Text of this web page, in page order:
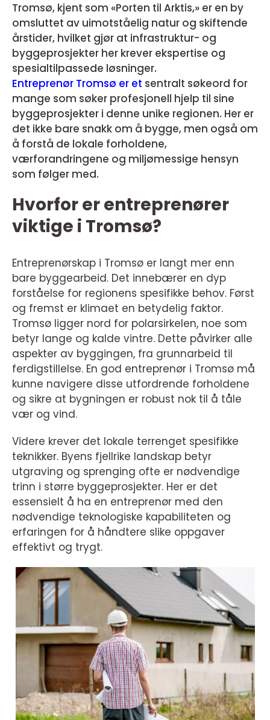
Tromsø, kjent som «Porten til Arktis,» er en by
omsluttet av uimotståelig natur og skiftende
årstider, hvilket gjør at infrastruktur- og
byggeprosjekter her krever ekspertise og
spesialtilpassede løsninger.
Entreprenør Tromsø er et sentralt søkeord for
mange som søker profesjonell hjelp til sine
byggeprosjekter i denne unike regionen. Her er
det ikke bare snakk om å bygge, men også om
å forstå de lokale forholdene,
værforandringene og miljømessige hensyn
som følger med.
Hvorfor er entreprenører
viktige i Tromsø?
Entreprenørskap i Tromsø er langt mer enn
bare byggearbeid. Det innebærer en dyp
forståelse for regionens spesifikke behov. Først
og fremst er klimaet en betydelig faktor.
Tromsø ligger nord for polarsirkelen, noe som
betyr lange og kalde vintre. Dette påvirker alle
aspekter av byggingen, fra grunnarbeid til
ferdigstillelse. En god entreprenør i Tromsø må
kunne navigere disse utfordrende forholdene
og sikre at bygningen er robust nok til å tåle
vær og vind.
Videre krever det lokale terrenget spesifikke
teknikker. Byens fjellrike landskap betyr
utgraving og sprenging ofte er nødvendige
trinn i større byggeprosjekter. Her er det
essensielt å ha en entreprenør med den
nødvendige teknologiske kapabiliteten og
erfaringen for å håndtere slike oppgaver
effektivt og trygt.